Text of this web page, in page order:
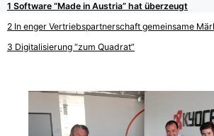
Software “Made in Austria” hat überzeugt
In enger Vertriebspartnerschaft gemeinsame
Digitalisierung “zum Quadrat”